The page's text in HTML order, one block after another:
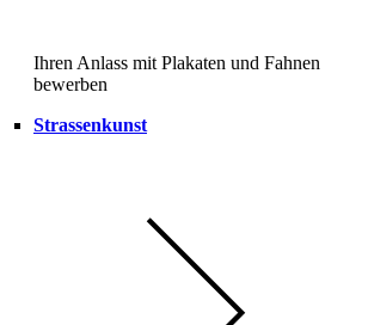
Ihren Anlass mit Plakaten und Fahnen
bewerben
Strassenkunst